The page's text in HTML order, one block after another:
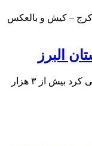
کرج – کیش و بالعکس
البرز
مدیر جهاد کشاورزی شهرستان البرز پیش بینی کرد بیش از ۳ هزار